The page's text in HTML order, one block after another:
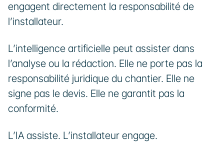
engagent directement la responsabilité de
l’installateur.
L’intelligence artificielle peut assister dans
l’analyse ou la rédaction. Elle ne porte pas la
responsabilité juridique du chantier. Elle ne
signe pas le devis. Elle ne garantit pas la
conformité.
L’IA assiste. L’installateur engage.